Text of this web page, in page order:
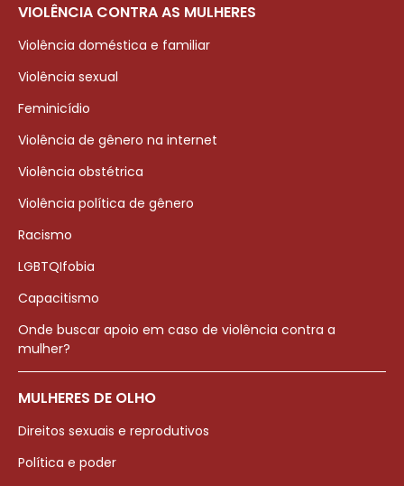
VIOLÊNCIA CONTRA AS MULHERES
Violência doméstica e familiar
Violência sexual
Feminicídio
Violência de gênero na internet
Violência obstétrica
Violência política de gênero
Racismo
LGBTQIfobia
Capacitismo
Onde buscar apoio em caso de violência contra a
mulher?
MULHERES DE OLHO
Direitos sexuais e reprodutivos
Política e poder